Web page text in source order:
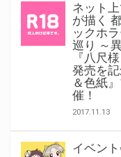
ネット
が描く
ックホ
巡り ～
『八尺
発売を
＆色紙
催！
2017.11.13
イベン